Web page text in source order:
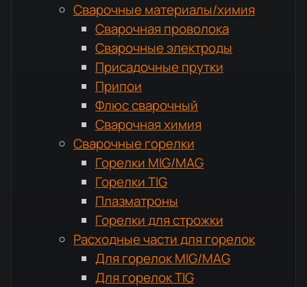
Сварочные материалы/химия
Сварочная проволока
Сварочные электроды
Присадочные прутки
Припои
Флюс сварочный
Сварочная химия
Сварочные горелки
Горелки MIG/MAG
Горелки TIG
Плазматроны
Горелки для строжки
Расходные части для горелок
Для горелок MIG/MAG
Для горелок TIG